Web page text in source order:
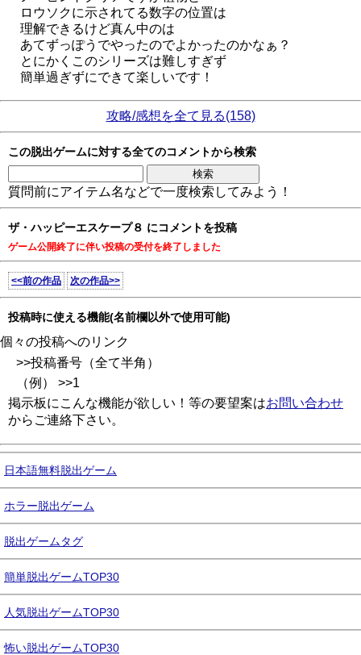
ロウソクに示されてる数字の位置は
理解できるけど真ん中のは
あてずっぽうでやったのでよかったのかなぁ？
とにかくこのシリーズは難しすぎず
簡単過ぎずにできて楽しいです！
攻略/感想を全て見る(158)
この脱出ゲームに対する全てのコメントから検索
質問前にアイテム名などで一度検索してみよう！
ザ・ハッピーエスケープ８ にコメントを投稿
ゲーム公開終了に伴い投稿の受付を終了しました
<<前の作品 次の作品>>
投稿時に使える機能(名前欄以外で使用可能)
個々の投稿へのリンク
>>投稿番号（全て半角）
（例） >>1
掲示板にこんな機能が欲しい！等の要望案はお問い合わせ
からご連絡下さい。
日本語無料脱出ゲーム
ホラー脱出ゲーム
脱出ゲームタグ
簡単脱出ゲームTOP30
人気脱出ゲームTOP30
怖い脱出ゲームTOP30